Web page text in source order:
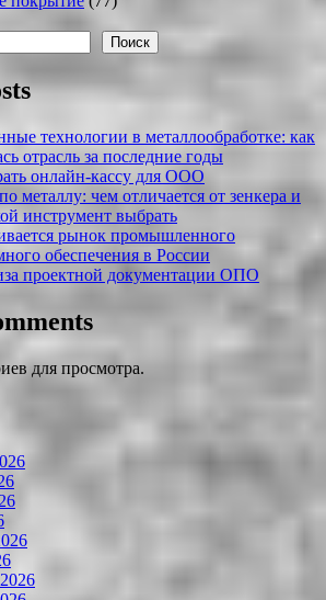
Поиск
технологии в металлообработке: как
отрасль за последние годы
онлайн-кассу для ООО
металлу: чем отличается от зенкера и
инструмент выбрать
рынок промышленного
обеспечения в России
проектной документации ОПО
для просмотра.